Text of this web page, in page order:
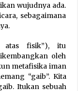
wujudnya ada.
sebagaimana
atas fisik”), itu
oleh
metafisika iman
“gaib”. Kita
Itukan sebuah